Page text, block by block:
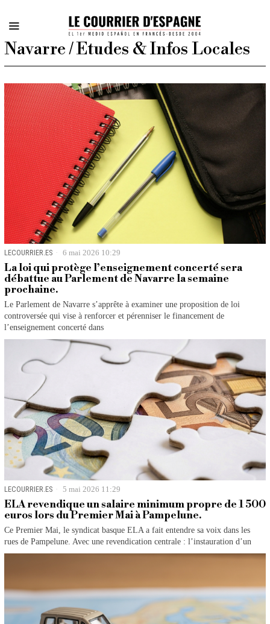
Navarre / Etudes & Infos Locales
LECOURRIER.ES 6 mai 2026 10:29
La loi qui protège l’enseignement concerté sera
débattue au Parlement de Navarre la semaine
prochaine.
Le Parlement de Navarre s’apprête à examiner une proposition de loi
controversée qui vise à renforcer et pérenniser le financement de
l’enseignement concerté dans
LECOURRIER.ES 5 mai 2026 11:29
ELA revendique un salaire minimum propre de 1 500
euros lors du Premier Mai à Pampelune.
Ce Premier Mai, le syndicat basque ELA a fait entendre sa voix dans les
rues de Pampelune. Avec une revendication centrale : l’instauration d’un